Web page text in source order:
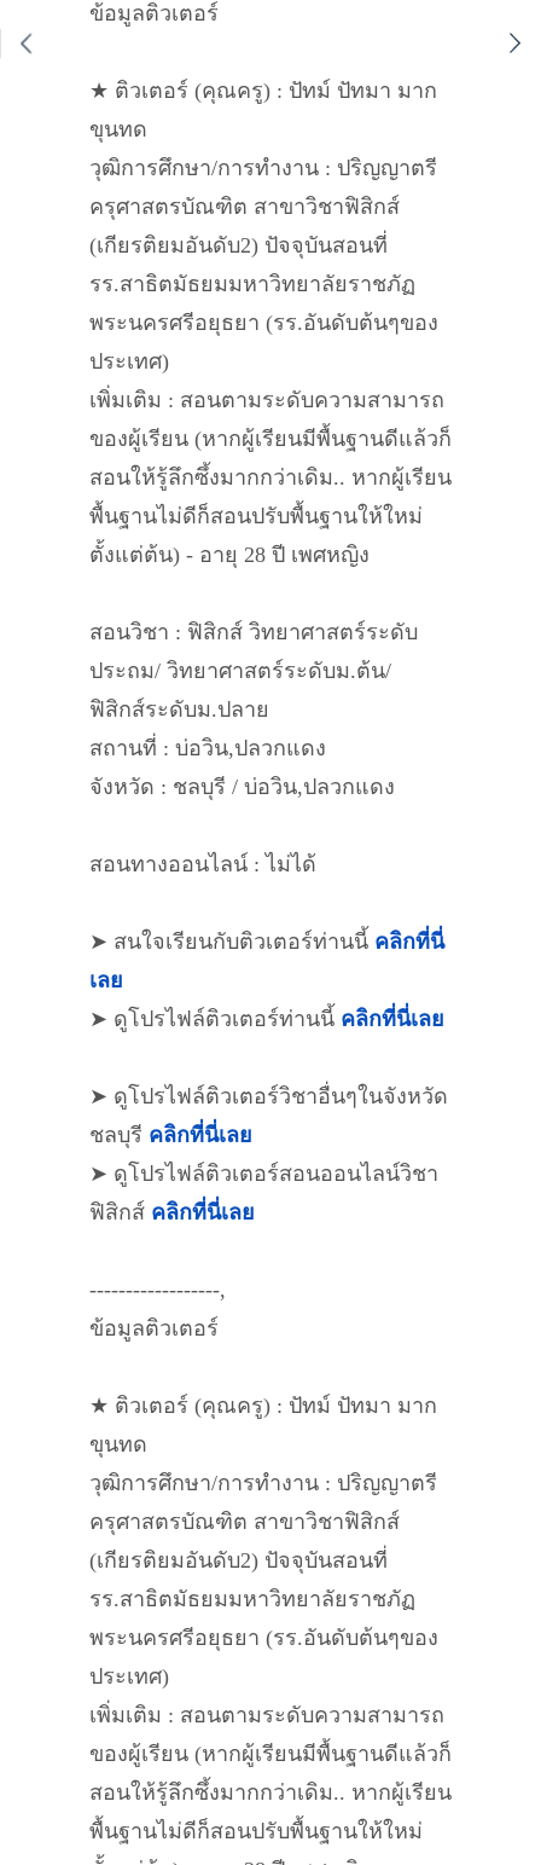
ข้อมูลติวเตอร์
★ ติวเตอร์ (คุณครู) : ปัทม์ ปัทมา มาก
ขุนทด
วุฒิการศึกษา/การทำงาน : ปริญญาตรี
ครุศาสตรบัณฑิต สาขาวิชาฟิสิกส์
(เกียรติยมอันดับ2) ปัจจุบันสอนที่
รร.สาธิตมัธยมมหาวิทยาลัยราชภัฏ
พระนครศรีอยุธยา (รร.อันดับต้นๆของ
ประเทศ)
เพิ่มเติม : สอนตามระดับความสามารถ
ของผู้เรียน (หากผู้เรียนมีพื้นฐานดีแล้วก็
สอนให้รู้ลึกซึ้งมากกว่าเดิม.. หากผู้เรียน
พื้นฐานไม่ดีก็สอนปรับพื้นฐานให้ใหม่
ตั้งแต่ต้น) - อายุ 28 ปี เพศหญิง
สอนวิชา : ฟิสิกส์ วิทยาศาสตร์ระดับ
ประถม/ วิทยาศาสตร์ระดับม.ต้น/
ฟิสิกส์ระดับม.ปลาย
สถานที่ : บ่อวิน,ปลวกแดง
จังหวัด : ชลบุรี / บ่อวิน,ปลวกแดง
สอนทางออนไลน์ : ไม่ได้
➤ สนใจเรียนกับติวเตอร์ท่านนี้ คลิกที่นี่
เลย
➤ ดูโปรไฟล์ติวเตอร์ท่านนี้ คลิกที่นี่เลย
➤ ดูโปรไฟล์ติวเตอร์วิชาอื่นๆในจังหวัด
ชลบุรี คลิกที่นี่เลย
➤ ดูโปรไฟล์ติวเตอร์สอนออนไลน์วิชา
ฟิสิกส์ คลิกที่นี่เลย
------------------,
ข้อมูลติวเตอร์
★ ติวเตอร์ (คุณครู) : ปัทม์ ปัทมา มาก
ขุนทด
วุฒิการศึกษา/การทำงาน : ปริญญาตรี
ครุศาสตรบัณฑิต สาขาวิชาฟิสิกส์
(เกียรติยมอันดับ2) ปัจจุบันสอนที่
รร.สาธิตมัธยมมหาวิทยาลัยราชภัฏ
พระนครศรีอยุธยา (รร.อันดับต้นๆของ
ประเทศ)
เพิ่มเติม : สอนตามระดับความสามารถ
ของผู้เรียน (หากผู้เรียนมีพื้นฐานดีแล้วก็
สอนให้รู้ลึกซึ้งมากกว่าเดิม.. หากผู้เรียน
พื้นฐานไม่ดีก็สอนปรับพื้นฐานให้ใหม่